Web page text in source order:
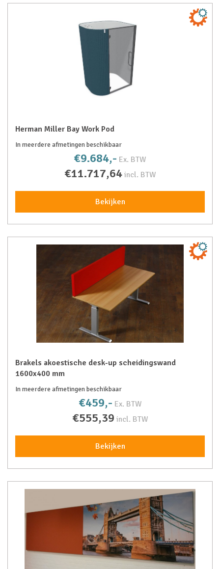
Herman Miller Bay Work Pod
In meerdere afmetingen beschikbaar
€9.684,- Ex. BTW
€11.717,64 incl. BTW
Bekijken
Brakels akoestische desk-up scheidingswand
1600x400 mm
In meerdere afmetingen beschikbaar
€459,- Ex. BTW
€555,39 incl. BTW
Bekijken